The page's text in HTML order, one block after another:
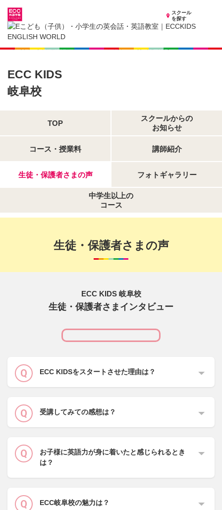
スクール
を探す
岐阜県の子供英会話・英語教室
子供（小学生）英会話・英語教室 ECCKIDS 岐阜校
生徒・保護者さまの声
ECC KIDS
岐阜校
TOP
スクールからの
お知らせ
コース・授業料 講師紹介
生徒・保護者さまの声 フォトギャラリー
中学生以上の
コース
生徒・保護者さまの声
ECC KIDS 岐阜校
生徒・保護者さまインタビュー
ECC KIDSをスタートさせた理由は？
受講してみての感想は？
お子様に英語力が身に着いたと感じられるとき
は？
ECC岐阜校の魅力は？